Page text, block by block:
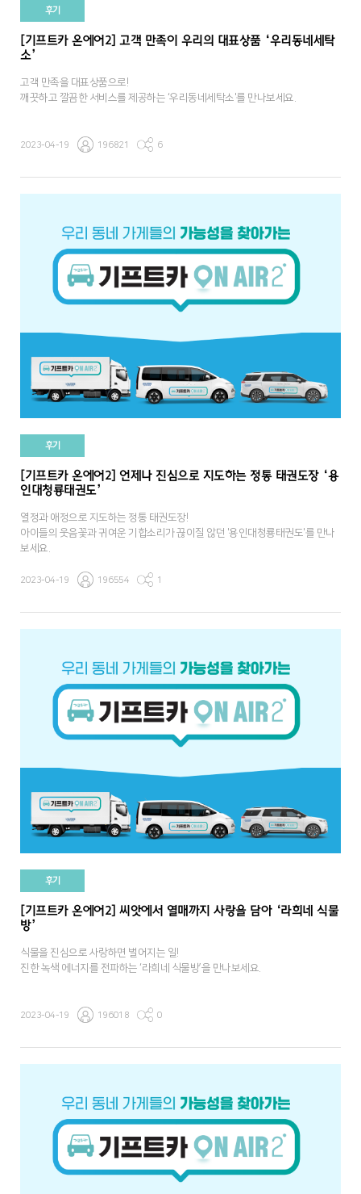
후기
[기프트카 온에어2] 고객 만족이 우리의 대표상품 ‘우리동네세탁
소’
고객 만족을 대표상품으로!
깨끗하고 깔끔한 서비스를 제공하는 ‘우리동네세탁소'를 만나보세요.
2023-04-19 196821 6
후기
[기프트카 온에어2] 언제나 진심으로 지도하는 정통 태권도장 ‘용
인대청룡태권도’
열정과 애정으로 지도하는 정통 태권도장!
아이들의 웃음꽃과 귀여운 기합소리가 끊이질 않던 '용인대청룡태권도'를 만나
보세요.
2023-04-19 196554 1
후기
[기프트카 온에어2] 씨앗에서 열매까지 사랑을 담아 ‘라희네 식물
방’
식물을 진심으로 사랑하면 벌어지는 일!
진한 녹색 에너지를 전파하는 ‘라희네 식물방’을 만나보세요.
2023-04-19 196018 0